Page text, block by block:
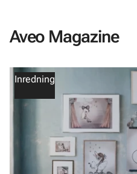
Aveo Magazine
Inredning